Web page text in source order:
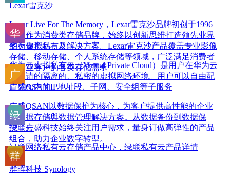
Lexar雷克沙
Lexar Live For The Memory，Lexar雷克沙品牌初创于1996
年，作为消费类存储品牌，始终以创新思维打造领先业界
的存储产品，及解决方案。Lexar雷克沙产品覆盖专业影像
存储、移动存储、个人系统存储等领域，广泛满足消费者
及企业客户的各类存储需求
华为虚拟私有云
华为云虚拟私有云（Virtual Private Cloud）是用户在华为云
上申请的隔离的、私密的虚拟网络环境。用户可以自由配
置VPC内的IP地址段、子网、安全组等子服务
广盛QSAN
广盛QSAN以数据保护为核心，为客户提供高性能的企业
级数据存储與数据管理解决方案。从数据备份到数据保
护，广盛科技始终关注用户需求，量身订做高弹性的产品
组合，助力企业数字转型。
绿联云
绿联网络私有云存储产品中心，绿联私有云产品详情
群晖科技 Synology